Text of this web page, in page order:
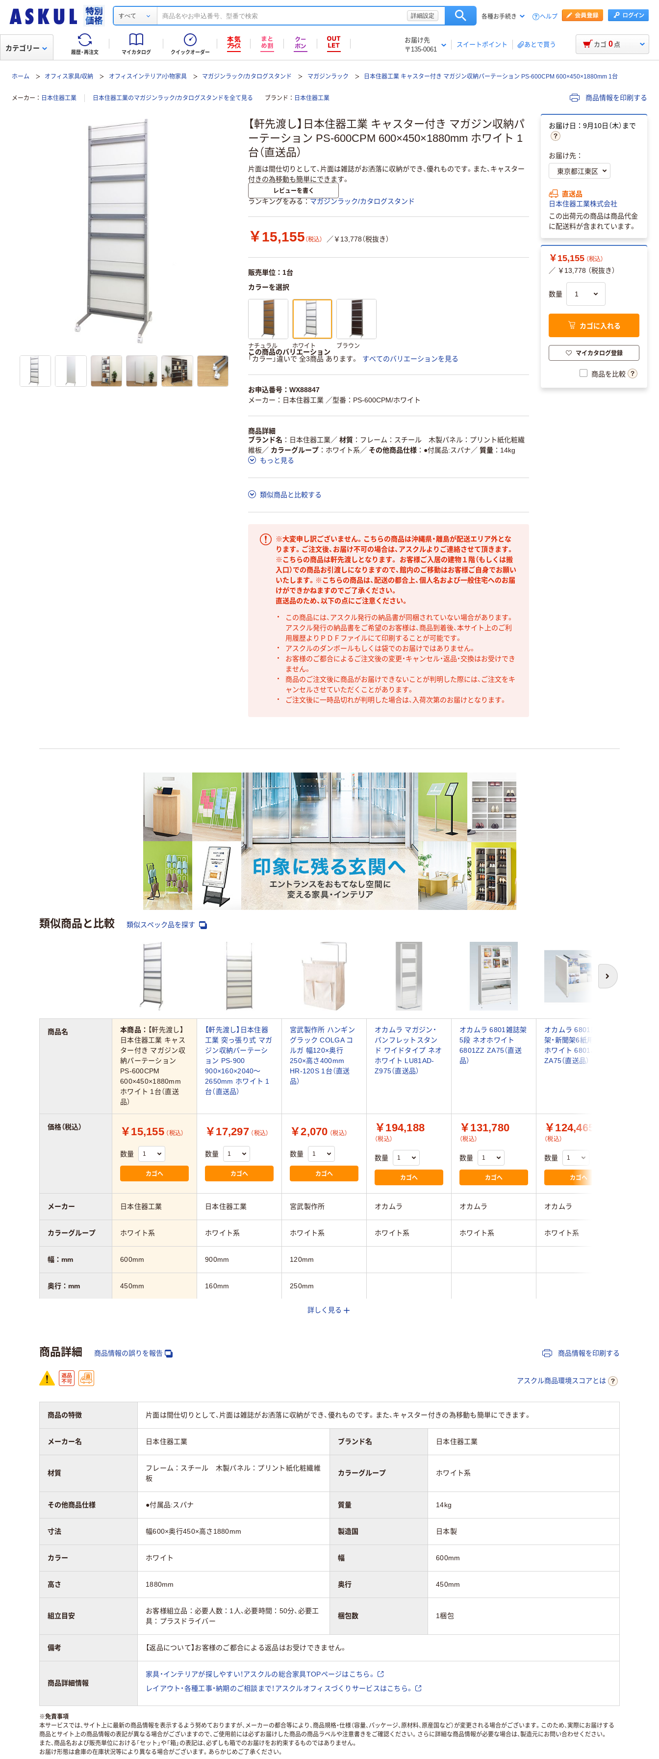
すべて 詳細設定 各種お手続き ヘルプ
履歴・再注文 マイカタログ クイックオーダー
お届け先
〒135-0061
スイートポイント あとで買う
カテゴリー カゴ 0 点
ホーム オフィス家具/収納 オフィスインテリア/小物家具 マガジンラック/カタログスタンド マガジンラック 日本住器工業 キャスター付き マガジン収納パーテーション PS-600CPM 600×450×1880mm 1台
メーカー 日本住器工業 日本住器工業のマガジンラック/カタログスタンドを全て見る ブランド 日本住器工業 商品情報を印刷する
【軒先渡し】日本住器工業 キャスター付き マガジン収納パ
ーテーション PS-600CPM 600×450×1880mm ホワイト 1
台（直送品）
片面は間仕切りとして、片面は雑誌がお洒落に収納ができ、優れものです。また、キャスター
付きの為移動も簡単にできます。
レビューを書く
ランキングをみる マガジンラック/カタログスタンド
￥15,155 （税込） ／￥13,778（税抜き）
販売単位：1台
カラーを選択
ナチュラル ホワイト ブラウン
この商品のバリエーション
「カラー」違いで 全3商品 あります。
すべてのバリエーションを見る
お申込番号：WX88847
メーカー：日本住器工業 ／型番：PS-600CPM/ホワイト
商品詳細
ブランド名
日本住器工業 ／ 材質
フレーム：スチール 木製パネル：プリント紙化粧繊
維板／ カラーグループ ホワイト系／ その他商品仕様 ●付属品:スパナ ／ 質量
14kg
もっと見る
類似商品と比較する
※大変申し訳ございません。こちらの商品は沖縄県・離島が配送エリア外とな
ります。ご注文後、お届け不可の場合は、アスクルよりご連絡させて頂きます。
※こちらの商品は軒先渡しとなります。 お客様ご入居の建物１階（もしくは搬
入口）での商品お引渡しになりますので、館内のご移動はお客様ご自身でお願い
いたします。※こちらの商品は、配送の都合上、個人名および一般住宅へのお届
けができかねますのでご了承ください。
直送品のため、以下の点にご注意ください。
この商品には、アスクル発行の納品書が同梱されていない場合があります。
アスクル発行の納品書をご希望のお客様は、商品到着後、本サイト上のご利
用履歴よりＰＤＦファイルにて印刷することが可能です。
アスクルのダンボールもしくは袋でのお届けではありません。
お客様のご都合によるご注文後の変更・キャンセル・返品・交換はお受けでき
ません。
商品のご注文後に商品がお届けできないことが判明した際には、ご注文をキ
ャンセルさせていただくことがあります。
ご注文後に一時品切れが判明した場合は、入荷次第のお届けとなります。
お届け日：9月10日（木）まで
お届け先：
直送品
日本住器工業株式会社
この出荷元の商品は商品代金
に配送料が含まれています。
￥15,155 （税込）
／ ￥13,778 （税抜き）
数量
カゴに入れる
マイカタログ登録
商品を比較
類似商品と比較 類似スペック品を探す
次へ
本商品： 【軒先渡し】
日本住器工業 キャス
ター付き マガジン収
納パーテーション
PS-600CPM
600×450×1880mm
ホワイト 1台（直送
品）
【軒先渡し】日本住器
工業 突っ張り式 マガ
ジン収納パーテーシ
ョン PS-900
900×160×2040～
2650mm ホワイト 1
台（直送品）
宮武製作所 ハンギン
グラック COLGA コ
ルガ 幅120×奥行
250×高さ400mm
HR-120S 1台（直送
品）
オカムラ マガジン・
パンフレットスタン
ド ワイドタイプ ネオ
ホワイト LU81AD-
Z975（直送品）
オカムラ 6801雑誌架
5段 ネオホワイト
6801ZZ ZA75（直送
品）
オカムラ 6801雑誌
架・新聞架6紙用 ネオ
ホワイト 6801JZ
ZA75（直送品）
￥15,155 （税込）
数量
カゴへ
￥17,297 （税込）
数量
カゴへ
￥2,070 （税込）
数量
カゴへ
￥194,188
（税込）
数量
カゴへ
￥131,780
（税込）
数量
カゴへ
￥124,465
（税込）
数量
カゴへ
日本住器工業 日本住器工業 宮武製作所 オカムラ オカムラ オカムラ
ホワイト系 ホワイト系 ホワイト系 ホワイト系 ホワイト系 ホワイト系
600mm 900mm 120mm
450mm 160mm 250mm
400mm
商品名
価格（税込）
メーカー
カラーグループ
幅：mm
奥行：mm
詳しく見る
商品詳細 商品情報の誤りを報告 商品情報を印刷する
アスクル商品環境スコアとは
商品の特徴 片面は間仕切りとして、片面は雑誌がお洒落に収納ができ、優れものです。また、キャスター付きの為移動も簡単にできます。
メーカー名 日本住器工業 ブランド名 日本住器工業
材質
フレーム：スチール 木製パネル：プリント紙化粧繊維
板
カラーグループ ホワイト系
その他商品仕様 ●付属品:スパナ 質量 14kg
寸法 幅600×奥行450×高さ1880mm 製造国 日本製
カラー ホワイト 幅 600mm
高さ 1880mm 奥行 450mm
組立目安
お客様組立品：必要人数：1人、必要時間：50分、必要工
具：プラスドライバー
梱包数 1梱包
備考 【返品について】お客様のご都合による返品はお受けできません。
商品詳細情報
家具・インテリアが探しやすい！アスクルの総合家具TOPページはこちら。
レイアウト・各種工事・納期のご相談まで！アスクルオフィスづくりサービスはこちら。
※免責事項
本サービスでは、サイト上に最新の商品情報を表示するよう努めておりますが、メーカーの都合等により、商品規格・仕様（容量、パッケージ、原材料、原産国など）が変更される場合がございます。このため、実際にお届けする
商品とサイト上の商品情報の表記が異なる場合がございますので、ご使用前には必ずお届けした商品の商品ラベルや注意書きをご確認ください。さらに詳細な商品情報が必要な場合は、製造元にお問い合わせください。
また、商品名および販売単位における「セット」や「箱」の表記は、必ずしも箱でのお届けをお約束するものではありません。
お届け形態は倉庫の在庫状況等により異なる場合がございます。あらかじめご了承ください。